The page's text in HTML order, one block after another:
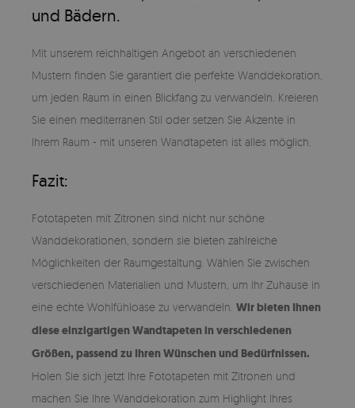
und Bädern.
Mit unserem reichhaltigen Angebot an verschiedenen
Mustern finden Sie garantiert die perfekte Wanddekoration,
um jeden Raum in einen Blickfang zu verwandeln. Kreieren
Sie einen mediterranen Stil oder setzen Sie Akzente in
Ihrem Raum - mit unseren Wandtapeten ist alles möglich.
Fazit:
Fototapeten mit Zitronen sind nicht nur schöne
Wanddekorationen, sondern sie bieten zahlreiche
Möglichkeiten der Raumgestaltung. Wählen Sie zwischen
verschiedenen Materialien und Mustern, um Ihr Zuhause in
eine echte Wohlfühloase zu verwandeln. Wir bieten Ihnen
diese einzigartigen Wandtapeten in verschiedenen
Größen, passend zu Ihren Wünschen und Bedürfnissen.
Holen Sie sich jetzt Ihre Fototapeten mit Zitronen und
machen Sie Ihre Wanddekoration zum Highlight Ihres